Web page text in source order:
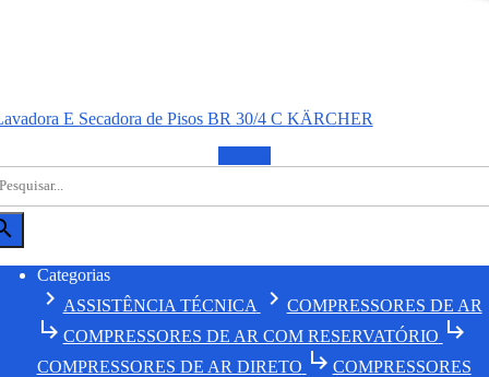
E Secadora de Pisos BR 30/4 C KÄRCHER
Categorias
chevron_right ASSISTÊNCIA TÉCNICA chevron_right COMPRESSORES DE AR
subdirectory_arrow_right COMPRESSORES DE AR COM RESERVATÓRIO subdirectory_arrow_right
COMPRESSORES DE AR DIRETO subdirectory_arrow_right COMPRESSORES